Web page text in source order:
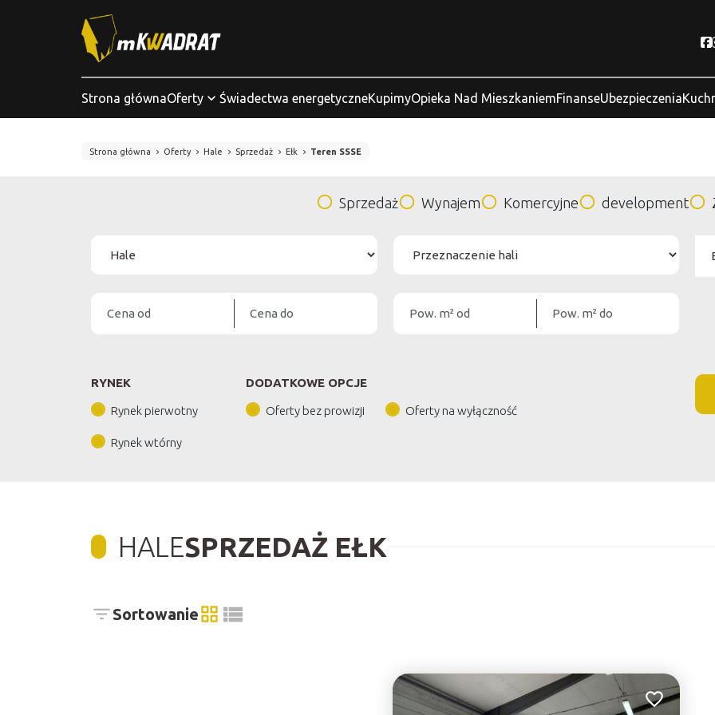
Strona głównaOferty Świadectwa energetyczneKupimyOpieka Nad MieszkaniemFinanseUbezpieczenia
Strona główna Oferty Hale Sprzedaż Ełk Teren SSSE
Sprzedaż Wynajem Komercyjne development
RYNEK
Rynek pierwotny
Rynek wtórny
DODATKOWE OPCJE
Oferty bez prowizji Oferty na wyłączność
HALESPRZEDAŻ EŁK
Sortowanie
tabela
lista
Dodaj do